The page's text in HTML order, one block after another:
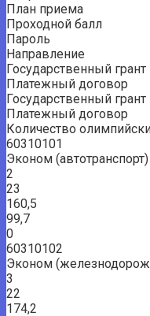
План приема
Проходной балл
Пароль
Направление
Государственный грант
Платежный договор
Государственный грант
Платежный договор
Количество
60310101
Эконом (автотранспорт)
2
23
160,5
99,7
0
60310102
Эконом
3
22
174,2